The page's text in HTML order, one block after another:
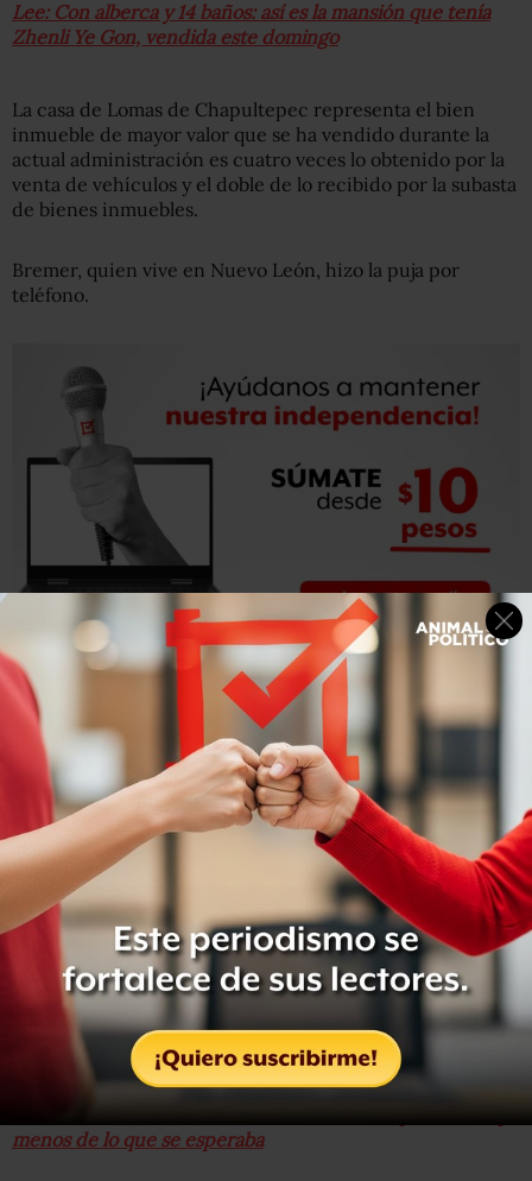
Lee: Con alberca y 14 baños: así es la mansión que tenía
Zhenli Ye Gon, vendida este domingo
La casa de Lomas de Chapultepec representa el bien
inmueble de mayor valor que se ha vendido durante la
actual administración es cuatro veces lo obtenido por la
venta de vehículos y el doble de lo recibido por la subasta
de bienes inmuebles.
Bremer, quien vive en Nuevo León, hizo la puja por
teléfono.
Este empresario es
presidente y Director General de
VALUE Grupo Financiero, además de “soldado de la
educación y el deporte de México”, como señala su
biografía en su cuenta de Twitter.
¡Listos mis compañeros tiburones para el gran estreno de
#SharkTankMx
pic.twitter.com/VcBNO9dyS8
— Carlos Bremer (@carlosbremerg)
May 3, 2019
En 1985, fundó Ábaco Casa de Bolsa y años después, en
1993 se asoció con el también regiomontano Javier
Benítez Gómez para crear VALUE Grupo Financiero, una
casa de bolsa, señalaFortune en Español.
Entérate: Subastan la casa de Zhenli Ye Gon por 102 mdp,
menos de lo que se esperaba